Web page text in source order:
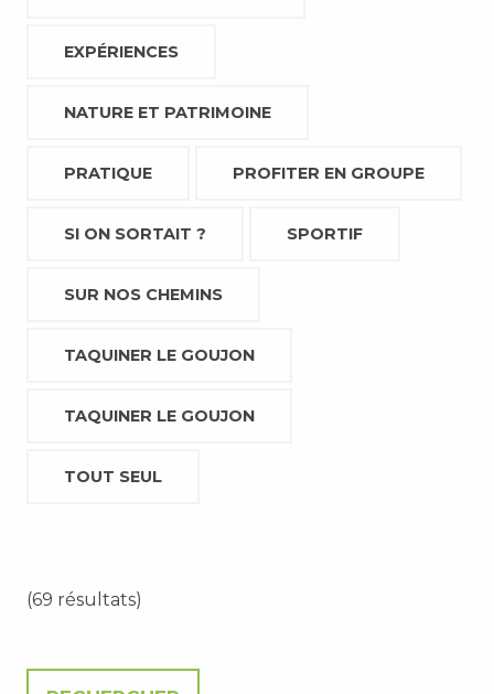
EXPÉRIENCES
NATURE ET PATRIMOINE
PRATIQUE PROFITER EN GROUPE
SI ON SORTAIT ? SPORTIF
SUR NOS CHEMINS
TAQUINER LE GOUJON
TAQUINER LE GOUJON
TOUT SEUL
(69 résultats)